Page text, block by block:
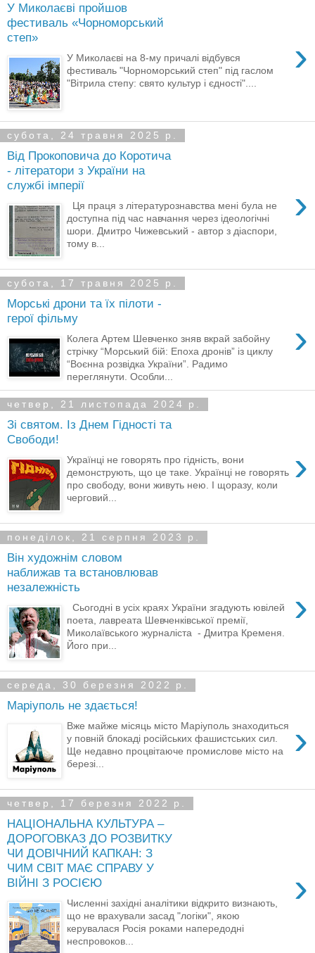
У Миколаєві пройшов
фестиваль «Чорноморський
степ»
›
У Миколаєві на 8-му причалі відбувся
фестиваль "Чорноморський степ" під гаслом
"Вітрила степу: свято культур і єдності"....
субота, 24 травня 2025 р.
Від Прокоповича до Коротича
- літератори з України на
службі імперії
›
Ця праця з літературознавства мені була не
доступна під час навчання через ідеологічні
шори. Дмитро Чижевський - автор з діаспори,
тому в...
субота, 17 травня 2025 р.
Морські дрони та їх пілоти -
герої фільму
›
Колега Артем Шевченко зняв вкрай забойну
стрічку “Морський бій: Епоха дронів” із циклу
“Воєнна розвідка України”. Радимо
переглянути. Особли...
четвер, 21 листопада 2024 р.
Зі святом. Із Днем Гідності та
Свободи!
›
Українці не говорять про гідність, вони
демонструють, що це таке. Українці не говорять
про свободу, вони живуть нею. І щоразу, коли
черговий...
понеділок, 21 серпня 2023 р.
Він художнім словом
наближав та встановлював
незалежність
›
Сьогодні в усіх краях України згадують ювілей
поета, лавреата Шевченківської премії,
Миколаївського журналіста - Дмитра Кременя.
Його при...
середа, 30 березня 2022 р.
Маріуполь не здається!
›
Вже майже місяць місто Маріуполь знаходиться
у повній блокаді російських фашистських сил.
Ще недавно процвітаюче промислове місто на
березі...
четвер, 17 березня 2022 р.
НАЦІОНАЛЬНА КУЛЬТУРА –
ДОРОГОВКАЗ ДО РОЗВИТКУ
ЧИ ДОВІЧНИЙ КАПКАН: З
ЧИМ СВІТ МАЄ СПРАВУ У
ВІЙНІ З РОСІЄЮ
›
Численні західні аналітики відкрито визнають,
що не врахували засад "логіки", якою
керувалася Росія роками напередодні
неспровоков...